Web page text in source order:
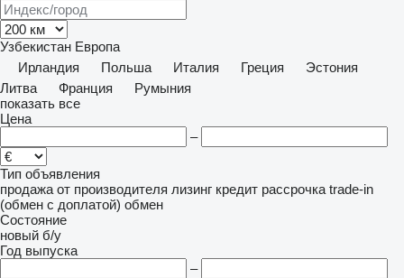
Узбекистан Европа
Ирландия
Польша Италия Греция
Эстония
Литва
Франция
Румыния
показать все
Цена
–
Тип объявления
продажа от производителя лизинг кредит рассрочка trade-in
(обмен с доплатой) обмен
Состояние
новый б/у
Год выпуска
–